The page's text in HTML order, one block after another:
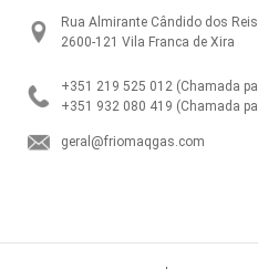
Rua Almirante Cândido dos
2600-121 Vila Franca de Xira
+351 219 525 012 (Chamada
+351 932 080 419 (Chamada
geral@friomaqgas.com